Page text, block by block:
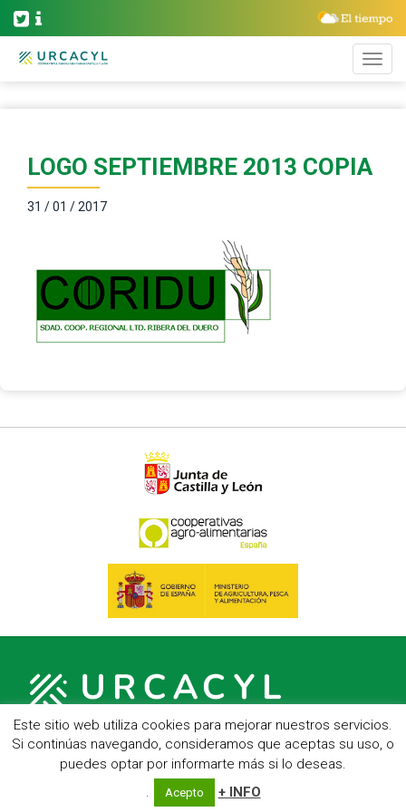
LOGO SEPTIEMBRE 2013 COPIA
31 / 01 / 2017
C/ Hípica, 1, entreplanta - 47007 Valladolid
Telf.: 983 23 95 15 - Fax: 983 22 23 56 -
Este sitio web utiliza cookies para mejorar nuestros servicios.
Si continúas navegando, consideramos que aceptas su uso, o
puedes optar por informarte más si lo deseas.
.
Acepto + INFO